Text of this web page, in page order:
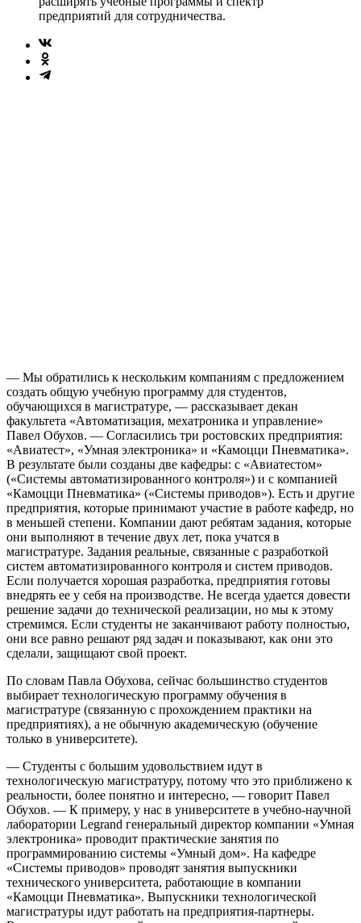
предприятий для сотрудничества.
— Мы обратились к нескольким компаниям с предложением
создать общую учебную программу для студентов,
обучающихся в магистратуре, — рассказывает декан
факультета «Автоматизация, мехатроника и управление»
Павел Обухов. — Согласились три ростовских предприятия:
«Авиатест», «Умная электроника» и «Камоцци Пневматика».
В результате были созданы две кафедры: с «Авиатестом»
(«Системы автоматизированного контроля») и с компанией
«Камоцци Пневматика» («Системы приводов»). Есть и другие
предприятия, которые принимают участие в работе кафедр, но
в меньшей степени. Компании дают ребятам задания, которые
они выполняют в течение двух лет, пока учатся в
магистратуре. Задания реальные, связанные с разработкой
систем автоматизированного контроля и систем приводов.
Если получается хорошая разработка, предприятия готовы
внедрять ее у себя на производстве. Не всегда удается довести
решение задачи до технической реализации, но мы к этому
стремимся. Если студенты не заканчивают работу полностью,
они все равно решают ряд задач и показывают, как они это
сделали, защищают свой проект.
По словам Павла Обухова, сейчас большинство студентов
выбирает технологическую программу обучения в
магистратуре (связанную с прохождением практики на
предприятиях), а не обычную академическую (обучение
только в университете).
— Студенты с большим удовольствием идут в
технологическую магистратуру, потому что это приближено к
реальности, более понятно и интересно, — говорит Павел
Обухов. — К примеру, у нас в университете в учебно-научной
лаборатории Legrand генеральный директор компании «Умная
электроника» проводит практические занятия по
программированию системы «Умный дом». На кафедре
«Системы приводов» проводят занятия выпускники
технического университета, работающие в компании
«Камоцци Пневматика». Выпускники технологической
магистратуры идут работать на предприятия-партнеры.